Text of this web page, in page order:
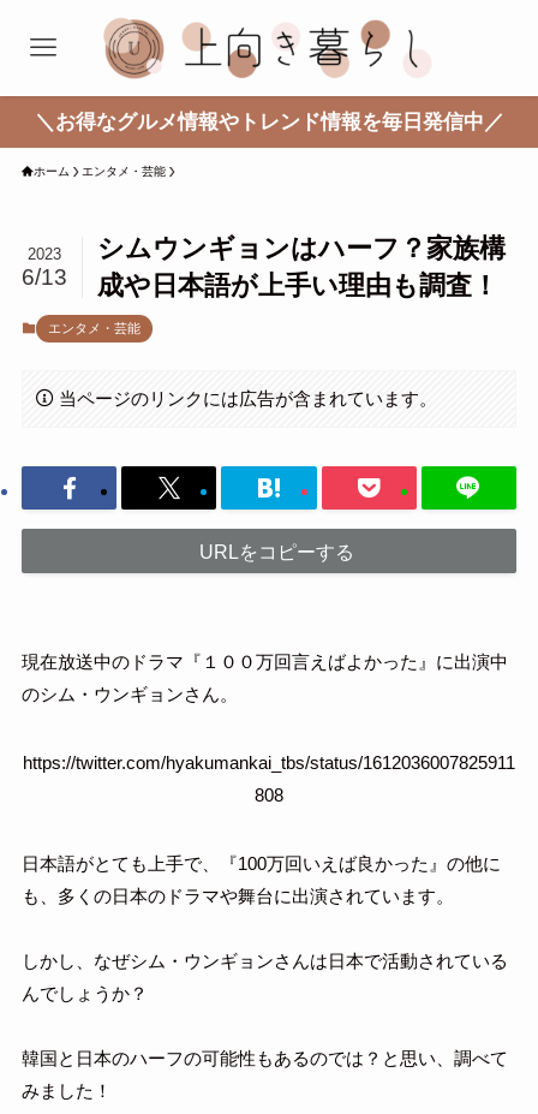
＼お得なグルメ情報やトレンド情報を毎日発信中／
ホーム エンタメ・芸能
シムウンギョンはハーフ？家族構
成や日本語が上手い理由も調査！
2023
6/13
エンタメ・芸能
当ページのリンクには広告が含まれています。
URLをコピーする
現在放送中のドラマ『１００万回言えばよかった』に出演中
のシム・ウンギョンさん。
https://twitter.com/hyakumankai_tbs/status/1612036007825911
808
日本語がとても上手で、『100万回いえば良かった』の他に
も、多くの日本のドラマや舞台に出演されています。
しかし、なぜシム・ウンギョンさんは日本で活動されている
んでしょうか？
韓国と日本のハーフの可能性もあるのでは？と思い、調べて
みました！